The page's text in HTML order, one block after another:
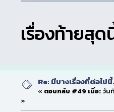
เรื่องท้ายสุ
Re: มีบางเรื่องที่ต่อไป
« ตอบกลับ #49 เมื่อ:วันที่
»